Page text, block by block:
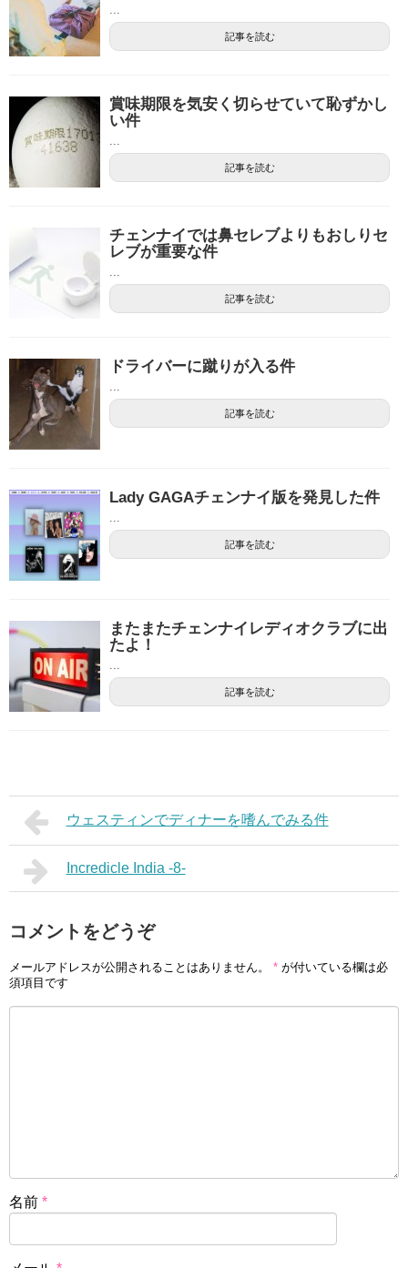
...
記事を読む
賞味期限を気安く切らせていて恥ずかし
い件
...
記事を読む
チェンナイでは鼻セレブよりもおしりセ
レブが重要な件
...
記事を読む
ドライバーに蹴りが入る件
...
記事を読む
Lady GAGAチェンナイ版を発見した件
...
記事を読む
またまたチェンナイレディオクラブに出
たよ！
...
記事を読む
ウェスティンでディナーを嗜んでみる件
Incredicle India -8-
コメントをどうぞ
メールアドレスが公開されることはありません。 * が付いている欄は必
須項目です
名前 *